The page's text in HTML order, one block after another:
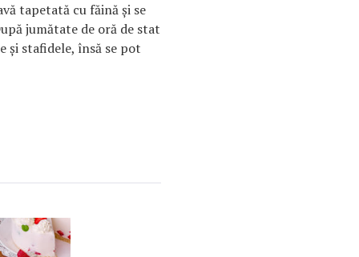
tapetată cu făină și se
jumătate de oră de stat
și stafidele, însă se pot